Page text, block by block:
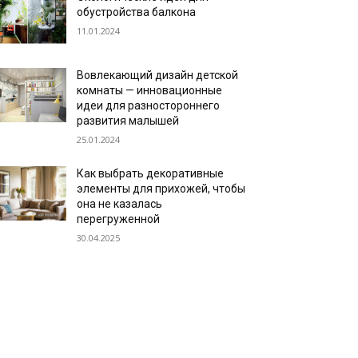
обустройства балкона
11.01.2024
Вовлекающий дизайн детской
комнаты — инновационные
идеи для разностороннего
развития малышей
25.01.2024
Как выбрать декоративные
элементы для прихожей, чтобы
она не казалась
перегруженной
30.04.2025